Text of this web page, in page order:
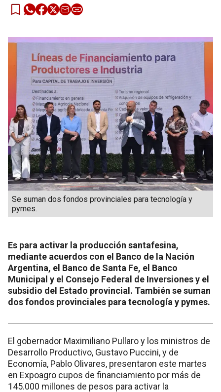
Se suman dos fondos provinciales para tecnología y
pymes.
Es para activar la producción santafesina,
mediante acuerdos con el Banco de la Nación
Argentina, el Banco de Santa Fe, el Banco
Municipal y el Consejo Federal de Inversiones y el
subsidio del Estado provincial. También se suman
dos fondos provinciales para tecnología y pymes.
El gobernador Maximiliano Pullaro y los ministros de
Desarrollo Productivo, Gustavo Puccini, y de
Economía, Pablo Olivares, presentaron este martes
en Expoagro cupos de financiamiento por más de
145.000 millones de pesos para activar la